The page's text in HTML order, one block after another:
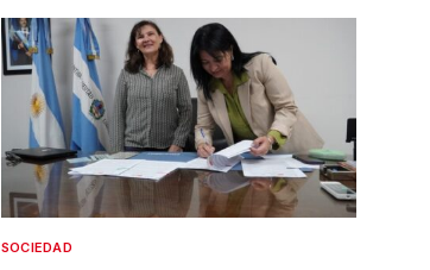
SOCIEDAD